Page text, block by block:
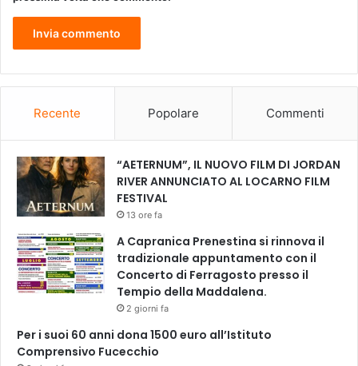
Recente Popolare Commenti
“AETERNUM”, IL NUOVO FILM DI JORDAN
RIVER ANNUNCIATO AL LOCARNO FILM
FESTIVAL
13 ore fa
A Capranica Prenestina si rinnova il
tradizionale appuntamento con il
Concerto di Ferragosto presso il
Tempio della Maddalena.
2 giorni fa
Per i suoi 60 anni dona 1500 euro all’Istituto
Comprensivo Fucecchio